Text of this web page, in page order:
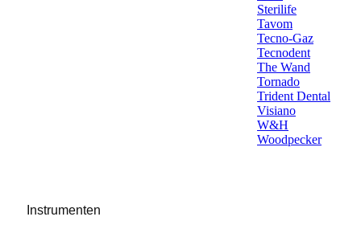
Sterilife
Tavom
Tecno-Gaz
Tecnodent
The Wand
Tornado
Trident Dental
Visiano
W&H
Woodpecker
Instrumenten